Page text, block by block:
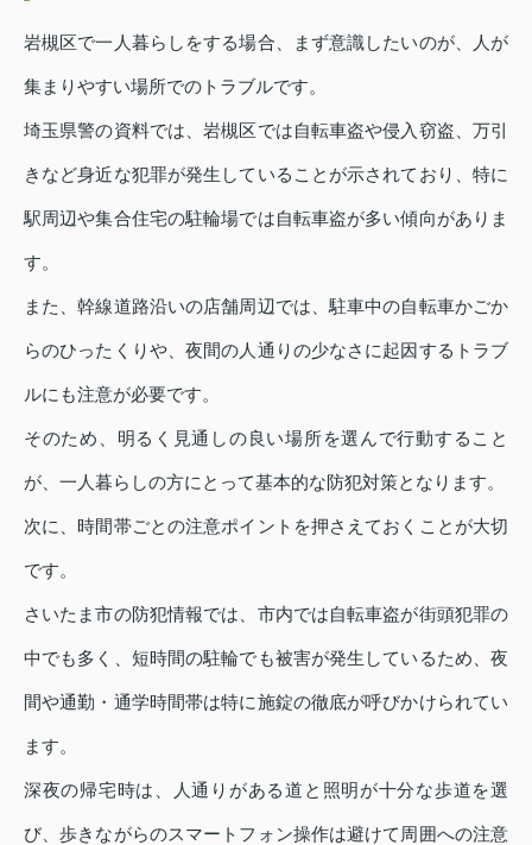
岩槻区で一人暮らしをする場合、まず意識したいのが、人が
集まりやすい場所でのトラブルです。
埼玉県警の資料では、岩槻区では自転車盗や侵入窃盗、万引
きなど身近な犯罪が発生していることが示されており、特に
駅周辺や集合住宅の駐輪場では自転車盗が多い傾向がありま
す。
また、幹線道路沿いの店舗周辺では、駐車中の自転車かごか
らのひったくりや、夜間の人通りの少なさに起因するトラブ
ルにも注意が必要です。
そのため、明るく見通しの良い場所を選んで行動すること
が、一人暮らしの方にとって基本的な防犯対策となります。
次に、時間帯ごとの注意ポイントを押さえておくことが大切
です。
さいたま市の防犯情報では、市内では自転車盗が街頭犯罪の
中でも多く、短時間の駐輪でも被害が発生しているため、夜
間や通勤・通学時間帯は特に施錠の徹底が呼びかけられてい
ます。
深夜の帰宅時は、人通りがある道と照明が十分な歩道を選
び、歩きながらのスマートフォン操作は避けて周囲への注意